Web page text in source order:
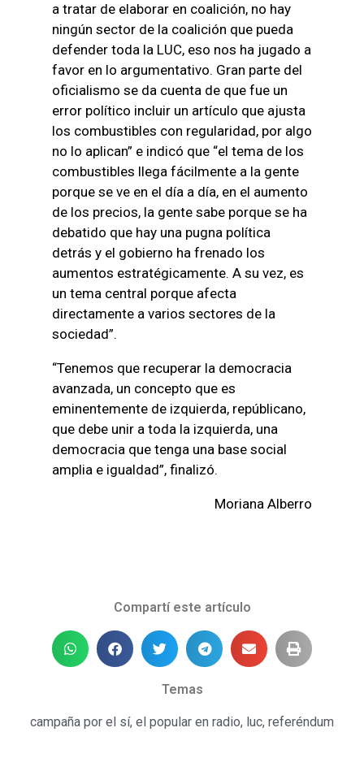
a tratar de elaborar en coalición, no hay
ningún sector de la coalición que pueda
defender toda la LUC, eso nos ha jugado a
favor en lo argumentativo. Gran parte del
oficialismo se da cuenta de que fue un
error político incluir un artículo que ajusta
los combustibles con regularidad, por algo
no lo aplican” e indicó que “el tema de los
combustibles llega fácilmente a la gente
porque se ve en el día a día, en el aumento
de los precios, la gente sabe porque se ha
debatido que hay una pugna política
detrás y el gobierno ha frenado los
aumentos estratégicamente. A su vez, es
un tema central porque afecta
directamente a varios sectores de la
sociedad”.
“Tenemos que recuperar la democracia
avanzada, un concepto que es
eminentemente de izquierda, repúblicano,
que debe unir a toda la izquierda, una
democracia que tenga una base social
amplia e igualdad”, finalizó.
Moriana Alberro
Compartí este artículo
Temas
campaña por el sí, el popular en radio, luc, referéndum